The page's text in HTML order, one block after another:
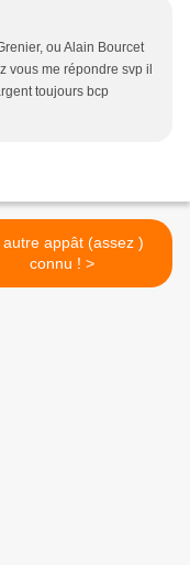
ou Alain Bourcet
vous me répondre svp il
toujours bcp
autre appât (assez )
connu ! >